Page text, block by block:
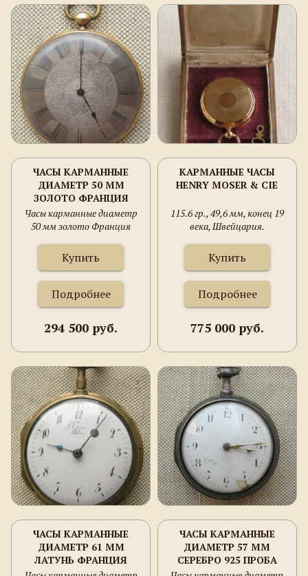
ЧАСЫ КАРМАННЫЕ
ДИАМЕТР 50 ММ
ЗОЛОТО ФРАНЦИЯ
ПЕРВАЯ ПОЛОВИНА
ХIXВ. 63.7 ГРАММА.
Часы карманные диаметр
50 мм золото Франция
грамма.
Купить
Подробнее
294 500 руб.
КАРМАННЫЕ ЧАСЫ
HENRY MOSER & CIE
115.6 гр., 49,6 мм, конец 19
века, Швейцария.
Купить
Подробнее
775 000 руб.
ЧАСЫ КАРМАННЫЕ
ДИАМЕТР 61 ММ
ЛАТУНЬ ФРАНЦИЯ
ПАРИЖ НАДПИСЬ
ЧАСЫ КАРМАННЫЕ
ДИАМЕТР 57 ММ
СЕРЕБРО 925 ПРОБА
АНГЛИЯ ЛОНДОН